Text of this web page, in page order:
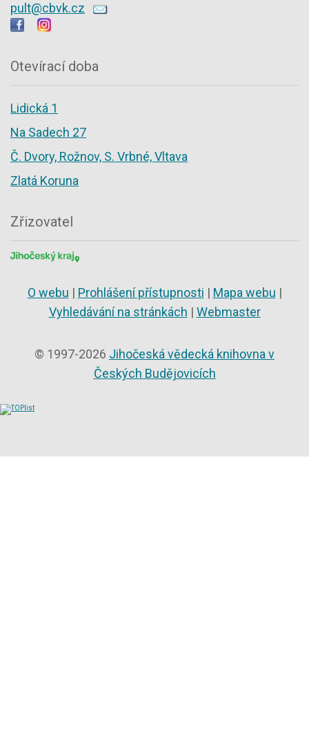
pult@cbvk.cz
Otevírací doba
Lidická 1
Na Sadech 27
Č. Dvory, Rožnov, S. Vrbné, Vltava
Zlatá Koruna
Zřizovatel
O webu | Prohlášení přístupnosti | Mapa webu |
Vyhledávání na stránkách | Webmaster
© 1997-2026 Jihočeská vědecká knihovna v
Českých Budějovicích